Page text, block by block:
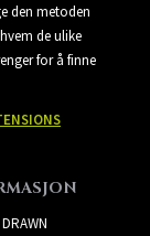
den metoden
de ulike
for å finne